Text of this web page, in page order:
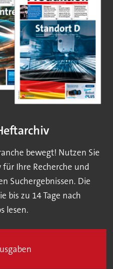
bewegt! Nutzen Sie
Ihre Recherche und
Suchergebnissen. Die
bis zu 14 Tage nach
lesen.